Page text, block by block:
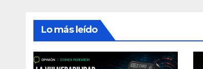
Lo más leído